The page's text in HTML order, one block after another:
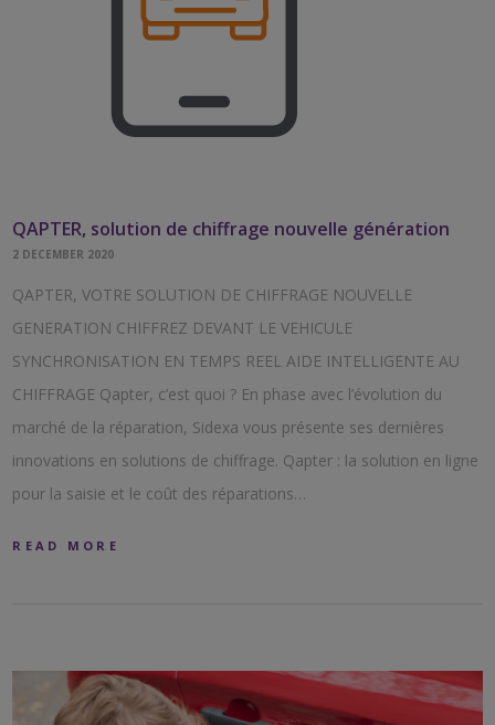
QAPTER, solution de chiffrage nouvelle génération
2 DECEMBER 2020
QAPTER, VOTRE SOLUTION DE CHIFFRAGE NOUVELLE
GENERATION CHIFFREZ DEVANT LE VEHICULE
SYNCHRONISATION EN TEMPS REEL AIDE INTELLIGENTE AU
CHIFFRAGE Qapter, c’est quoi ? En phase avec l’évolution du
marché de la réparation, Sidexa vous présente ses dernières
innovations en solutions de chiffrage. Qapter : la solution en ligne
pour la saisie et le coût des réparations…
READ MORE